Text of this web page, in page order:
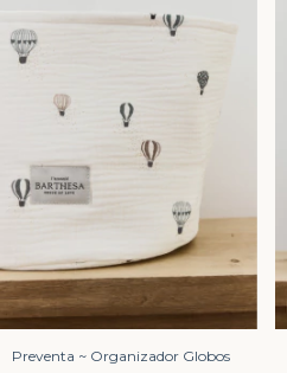
Preventa ~ Organizador Globos